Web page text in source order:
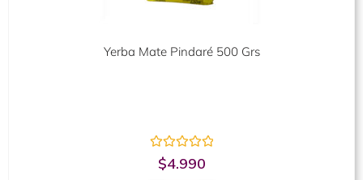
Yerba Mate Pindaré 500 Grs
Valorado
con
$4.990